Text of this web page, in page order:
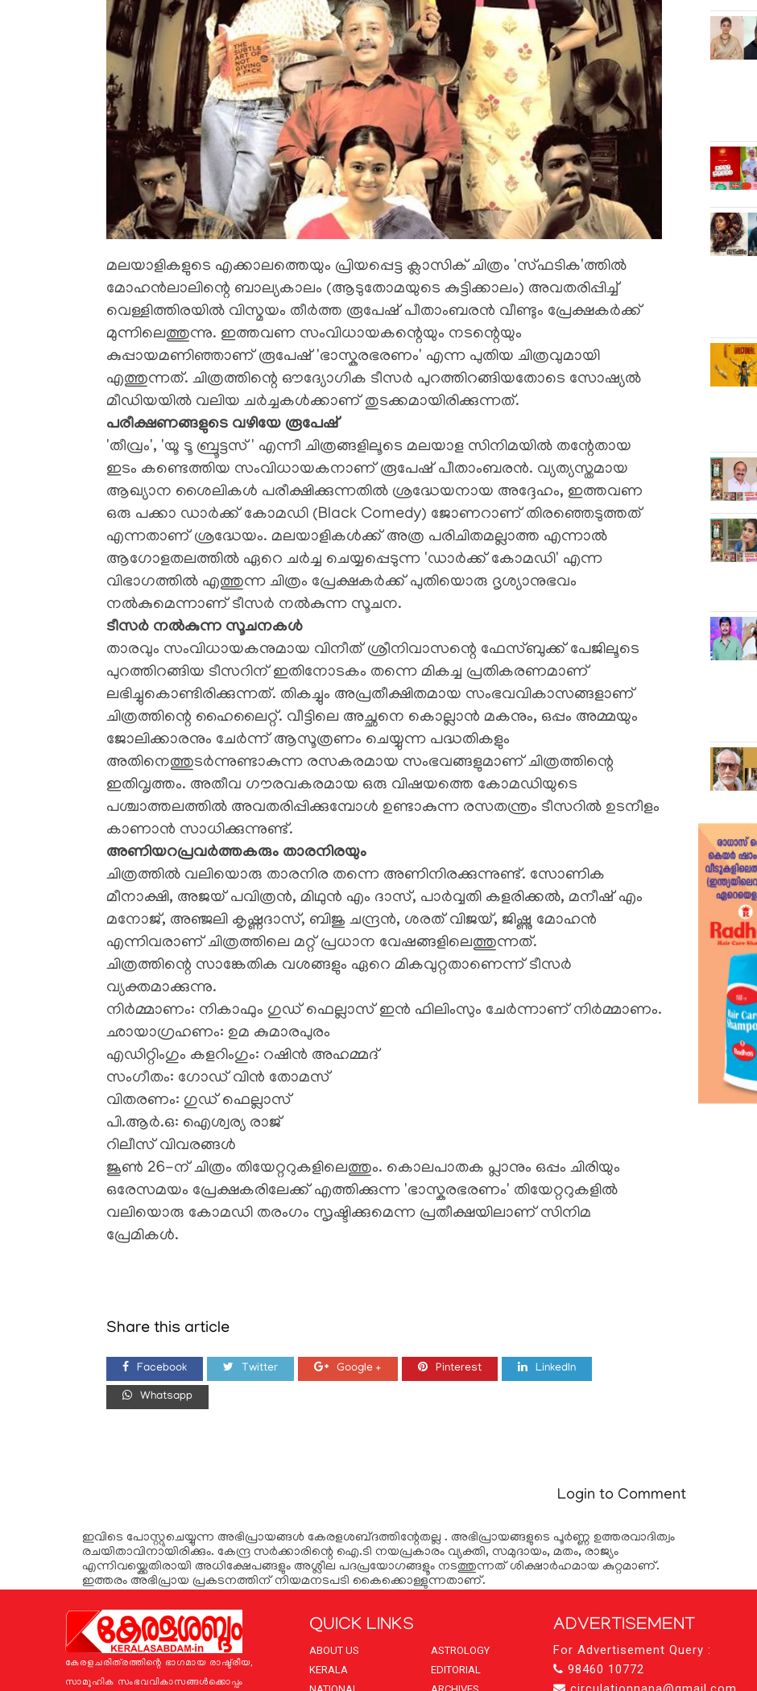
മലയാളികളുടെ എക്കാലത്തെയും പ്രിയപ്പെട്ട ക്ലാസിക് ചിത്രം 'സ്ഫടിക'ത്തിൽ
മോഹൻലാലിന്റെ ബാല്യകാലം (ആടുതോമയുടെ കുട്ടിക്കാലം) അവതരിപ്പിച്ച്
വെള്ളിത്തിരയിൽ വിസ്മയം തീർത്ത രൂപേഷ് പീതാംബരൻ വീണ്ടും പ്രേക്ഷകർക്ക്
മുന്നിലെത്തുന്നു. ഇത്തവണ സംവിധായകന്റെയും നടന്റെയും
കുപ്പായമണിഞ്ഞാണ് രൂപേഷ് 'ഭാസ്കരഭരണം' എന്ന പുതിയ ചിത്രവുമായി
എത്തുന്നത്. ചിത്രത്തിന്റെ ഔദ്യോഗിക ടീസർ പുറത്തിറങ്ങിയതോടെ സോഷ്യൽ
മീഡിയയിൽ വലിയ ചർച്ചകൾക്കാണ് തുടക്കമായിരിക്കുന്നത്.
​പരീക്ഷണങ്ങളുടെ വഴിയേ രൂപേഷ്
​'തീവ്രം', 'യൂ ടൂ ബ്രൂട്ടസ്' എന്നീ ചിത്രങ്ങളിലൂടെ മലയാള സിനിമയിൽ തന്റേതായ
ഇടം കണ്ടെത്തിയ സംവിധായകനാണ് രൂപേഷ് പീതാംബരൻ. വ്യത്യസ്തമായ
ആഖ്യാന ശൈലികൾ പരീക്ഷിക്കുന്നതിൽ ശ്രദ്ധേയനായ അദ്ദേഹം, ഇത്തവണ
ഒരു പക്കാ ഡാർക്ക് കോമഡി (Black Comedy) ജോണറാണ് തിരഞ്ഞെടുത്തത്
എന്നതാണ് ശ്രദ്ധേയം. മലയാളികൾക്ക് അത്ര പരിചിതമല്ലാത്ത എന്നാൽ
ആഗോളതലത്തിൽ ഏറെ ചർച്ച ചെയ്യപ്പെടുന്ന 'ഡാർക്ക് കോമഡി' എന്ന
വിഭാഗത്തിൽ എത്തുന്ന ചിത്രം പ്രേക്ഷകർക്ക് പുതിയൊരു ദൃശ്യാനുഭവം
നൽകുമെന്നാണ് ടീസർ നൽകുന്ന സൂചന.
ടീസർ നൽകുന്ന സൂചനകൾ
​താരവും സംവിധായകനുമായ വിനീത് ശ്രീനിവാസന്റെ ഫേസ്ബുക്ക് പേജിലൂടെ
പുറത്തിറങ്ങിയ ടീസറിന് ഇതിനോടകം തന്നെ മികച്ച പ്രതികരണമാണ്
ലഭിച്ചുകൊണ്ടിരിക്കുന്നത്. തികച്ചും അപ്രതീക്ഷിതമായ സംഭവവികാസങ്ങളാണ്
ചിത്രത്തിന്റെ ഹൈലൈറ്റ്. വീട്ടിലെ അച്ഛനെ കൊല്ലാൻ മകനും, ഒപ്പം അമ്മയും
ജോലിക്കാരനും ചേർന്ന് ആസൂത്രണം ചെയ്യുന്ന പദ്ധതികളും
അതിനെത്തുടർന്നുണ്ടാകുന്ന രസകരമായ സംഭവങ്ങളുമാണ് ചിത്രത്തിന്റെ
ഇതിവൃത്തം. അതീവ ഗൗരവകരമായ ഒരു വിഷയത്തെ കോമഡിയുടെ
പശ്ചാത്തലത്തിൽ അവതരിപ്പിക്കുമ്പോൾ ഉണ്ടാകുന്ന രസതന്ത്രം ടീസറിൽ ഉടനീളം
കാണാൻ സാധിക്കുന്നുണ്ട്.
​അണിയറപ്രവർത്തകരും താരനിരയും
​ചിത്രത്തിൽ വലിയൊരു താരനിര തന്നെ അണിനിരക്കുന്നുണ്ട്. സോണിക
മീനാക്ഷി, അജയ് പവിത്രൻ, മിഥുൻ എം ദാസ്, പാർവ്വതി കളരിക്കൽ, മനീഷ് എം
മനോജ്, അഞ്ജലി കൃഷ്ണദാസ്, ബിജു ചന്ദ്രൻ, ശരത് വിജയ്, ജിഷ്ണു മോഹൻ
എന്നിവരാണ് ചിത്രത്തിലെ മറ്റ് പ്രധാന വേഷങ്ങളിലെത്തുന്നത്.
​ചിത്രത്തിന്റെ സാങ്കേതിക വശങ്ങളും ഏറെ മികവുറ്റതാണെന്ന് ടീസർ
വ്യക്തമാക്കുന്നു.
​നിർമ്മാണം: നികാഫും ഗുഡ് ഫെല്ലാസ് ഇൻ ഫിലിംസും ചേർന്നാണ് നിർമ്മാണം.
​ഛായാഗ്രഹണം: ഉമ കുമാരപുരം
​എഡിറ്റിംഗും കളറിംഗും: റഷിൻ അഹമ്മദ്
​സംഗീതം: ഗോഡ് വിൻ തോമസ്
​വിതരണം: ഗുഡ് ഫെല്ലാസ്
​പി.ആർ.ഒ: ഐശ്വര്യ രാജ്
​റിലീസ് വിവരങ്ങൾ
​ജൂൺ 26-ന് ചിത്രം തിയേറ്ററുകളിലെത്തും. കൊലപാതക പ്ലാനും ഒപ്പം ചിരിയും
ഒരേസമയം പ്രേക്ഷകരിലേക്ക് എത്തിക്കുന്ന 'ഭാസ്കരഭരണം' തിയേറ്ററുകളിൽ
വലിയൊരു കോമഡി തരംഗം സൃഷ്ടിക്കുമെന്ന പ്രതീക്ഷയിലാണ് സിനിമ
പ്രേമികൾ.
Share this article
Facebook Twitter Google + Pinterest LinkedIn
Whatsapp
Login to Comment
ഇവിടെ പോസ്റ്റുചെയ്യുന്ന അഭിപ്രായങ്ങള്‍ കേരളശബ്‌ദത്തിന്റേതല്ല . അഭിപ്രായങ്ങളുടെ പൂര്‍ണ്ണ ഉത്തരവാദിത്വം
രചയിതാവിനായിരിക്കും. കേന്ദ്ര സർക്കാരിന്റെ ഐ.ടി നയപ്രകാരം വ്യക്തി, സമുദായം, മതം, രാജ്യം
എന്നിവയ്ക്കെതിരായി അധിക്ഷേപങ്ങളും അശ്ലീല പദപ്രയോഗങ്ങളൂം നടത്തുന്നത് ശിക്ഷാര്‍ഹമായ കുറ്റമാണ്.
ഇത്തരം അഭിപ്രായ പ്രകടനത്തിന് നിയമനടപടി കൈക്കൊള്ളുന്നതാണ്.
കേരളചരിത്രത്തിന്റെ ഭാഗമായ രാഷ്ട്രീയ,
സാമൂഹിക സംഭവവികാസങ്ങള്‍ക്കൊപ്പം
QUICK LINKS
ABOUT US
KERALA
ASTROLOGY
EDITORIAL
ADVERTISEMENT
For Advertisement Query :
98460 10772